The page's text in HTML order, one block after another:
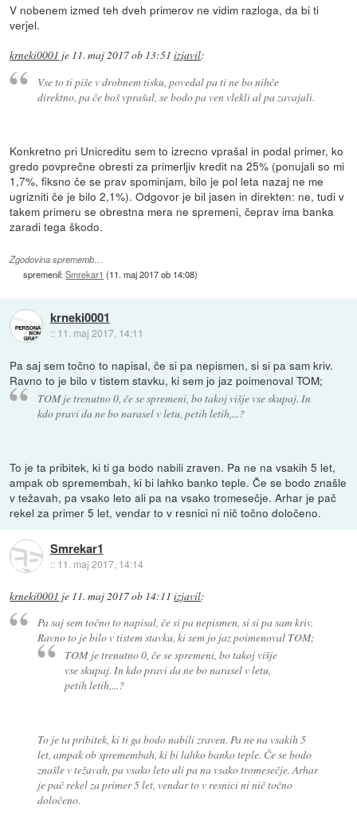
V nobenem izmed teh dveh primerov ne vidim razloga, da bi ti
verjel.
krneki0001 je 11. maj 2017 ob 13:51 izjavil:
Vse to ti piše v drobnem tisku, povedal pa ti ne bo nihče
direktno, pa če boš vprašal, se bodo pa ven vlekli al pa zavajali.
Konkretno pri Unicreditu sem to izrecno vprašal in podal primer, ko
gredo povprečne obresti za primerljiv kredit na 25% (ponujali so mi
1,7%, fiksno če se prav spominjam, bilo je pol leta nazaj ne me
ugrizniti če je bilo 2,1%). Odgovor je bil jasen in direkten: ne, tudi v
takem primeru se obrestna mera ne spremeni, čeprav ima banka
zaradi tega škodo.
Zgodovina sprememb…
spremenil:Smrekar1 (11. maj 2017 ob 14:08)
krneki0001
:: 11. maj 2017, 14:11
Pa saj sem točno to napisal, če si pa nepismen, si si pa sam kriv.
Ravno to je bilo v tistem stavku, ki sem jo jaz poimenoval TOM;
TOM je trenutno 0, če se spremeni, bo takoj višje vse skupaj. In
kdo pravi da ne bo narasel v letu, petih letih,...?
To je ta pribitek, ki ti ga bodo nabili zraven. Pa ne na vsakih 5 let,
ampak ob spremembah, ki bi lahko banko teple. Če se bodo znašle
v težavah, pa vsako leto ali pa na vsako tromesečje. Arhar je pač
rekel za primer 5 let, vendar to v resnici ni nič točno določeno.
Smrekar1
:: 11. maj 2017, 14:14
krneki0001 je 11. maj 2017 ob 14:11 izjavil:
Pa saj sem točno to napisal, če si pa nepismen, si si pa sam kriv.
Ravno to je bilo v tistem stavku, ki sem jo jaz poimenoval TOM;
TOM je trenutno 0, če se spremeni, bo takoj višje
vse skupaj. In kdo pravi da ne bo narasel v letu,
petih letih,...?
To je ta pribitek, ki ti ga bodo nabili zraven. Pa ne na vsakih 5
let, ampak ob spremembah, ki bi lahko banko teple. Če se bodo
znašle v težavah, pa vsako leto ali pa na vsako tromesečje. Arhar
je pač rekel za primer 5 let, vendar to v resnici ni nič točno
določeno.